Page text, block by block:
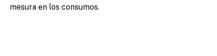
mesura en los consumos.